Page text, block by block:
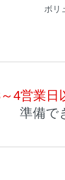
ボリ
4営業日
準備で